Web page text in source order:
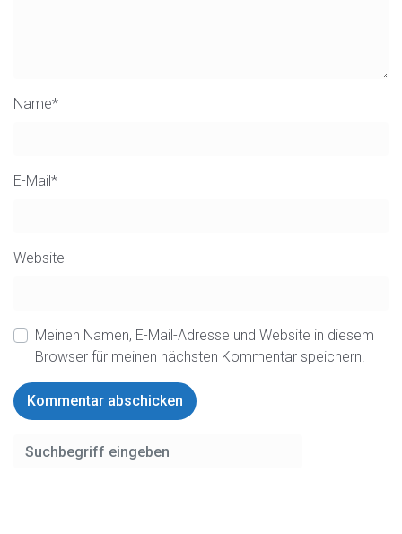
Name*
E-Mail*
Website
Meinen Namen, E-Mail-Adresse und Website in diesem
Browser für meinen nächsten Kommentar speichern.